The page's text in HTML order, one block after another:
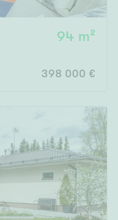
Kokonaispinta-ala94 m²
398 000 €